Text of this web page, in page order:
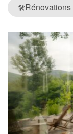
🛠️Rénovations